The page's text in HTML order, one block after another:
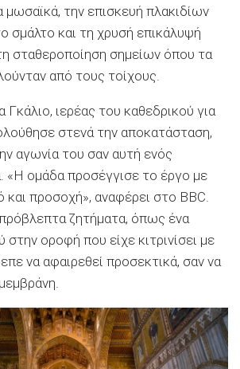
την επισκευή πλακιδίων
σμάλτο και τη χρυσή επικάλυψή
σταθεροποίηση σημείων όπου τα
από τους τοίχους.
ιερέας του καθεδρικού για
στενά την αποκατάσταση,
αγωνία του σαν αυτή ενός
«Η ομάδα προσέγγισε το έργο με
προσοχή», αναφέρει στο BBC.
ζητήματα, όπως ένα
στην οροφή που είχε κιτρινίσει με
να αφαιρεθεί προσεκτικά, σαν να